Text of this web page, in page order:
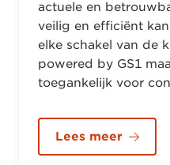
actuele en
veilig en efficiënt
elke schakel van de
powered by GS1
toegankelijk voor
Lees meer